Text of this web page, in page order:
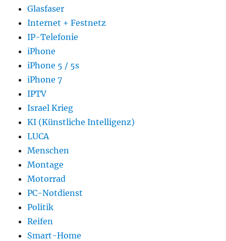
Glasfaser
Internet + Festnetz
IP-Telefonie
iPhone
iPhone 5 / 5s
iPhone 7
IPTV
Israel Krieg
KI (Künstliche Intelligenz)
LUCA
Menschen
Montage
Motorrad
PC-Notdienst
Politik
Reifen
Smart-Home